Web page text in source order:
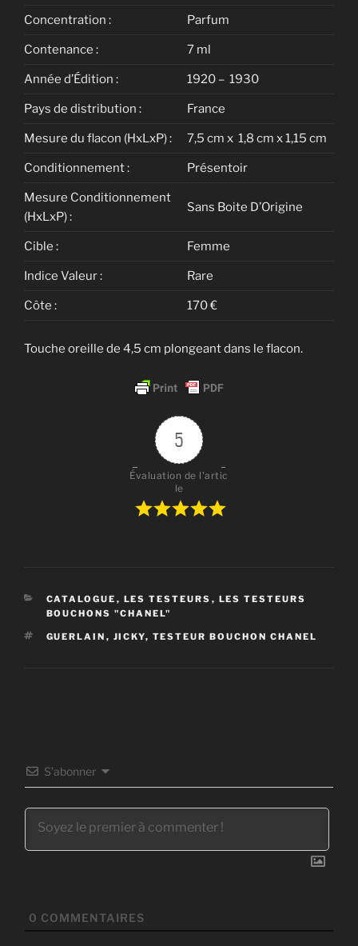
Concentration : Parfum
Contenance : 7 ml
Année d’Édition : 1920 – 1930
Pays de distribution : France
Mesure du flacon (HxLxP) : 7,5 cm x 1,8 cm x 1,15 cm
Conditionnement : Présentoir
Mesure Conditionnement
(HxLxP) :
Sans Boite D’Origine
Cible : Femme
Indice Valeur : Rare
Côte : 170 €
Touche oreille de 4,5 cm plongeant dans le flacon.
5
Évaluation de l'artic
le
CATÉGORIES
CATALOGUE , LES TESTEURS , LES TESTEURS
BOUCHONS "CHANEL"
ÉTIQUETTES
GUERLAIN , JICKY, TESTEUR BOUCHON CHANEL
S’abonner
0 COMMENTAIRES